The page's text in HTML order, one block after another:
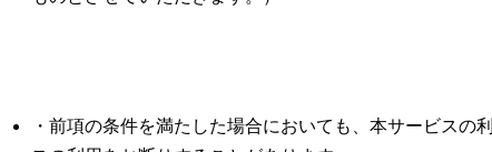
・前項の条件を満たした場合においても、本サービス